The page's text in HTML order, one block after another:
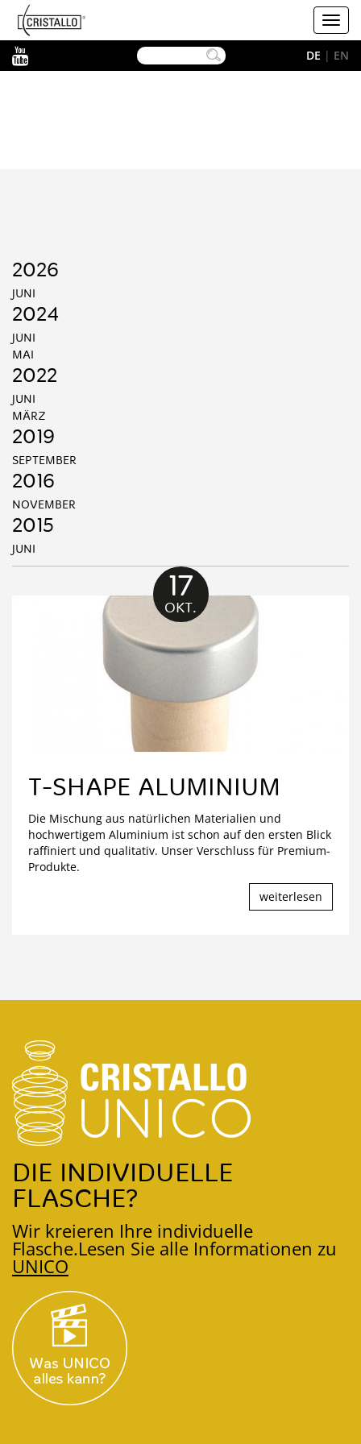
Cristallo
DE | EN
2026
JUNI
2024
JUNI
MAI
2022
JUNI
MÄRZ
2019
SEPTEMBER
2016
NOVEMBER
2015
JUNI
17
OKT.
T-SHAPE ALUMINIUM
Die Mischung aus natürlichen Materialien und
hochwertigem Aluminium ist schon auf den ersten Blick
raffiniert und qualitativ. Unser Verschluss für Premium-
Produkte.
weiterlesen
DIE INDIVIDUELLE
FLASCHE?
Wir kreieren Ihre individuelle
Flasche.Lesen Sie alle Informationen zu
UNICO